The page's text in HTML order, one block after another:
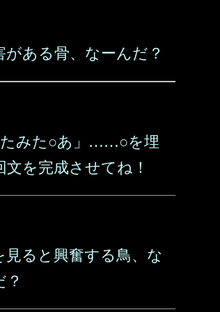
がある骨、なーんだ？
たみた○あ」……○を埋
文を完成させてね！
見ると興奮する鳥、な
？